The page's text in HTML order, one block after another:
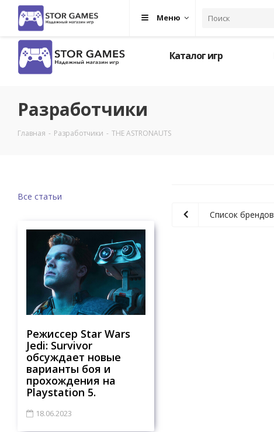
Каталог игр
Меню
Разработчики
Главная - Разработчики - THE ASTRONAUTS
Список брендов
Все статьи
Режиссер Star Wars
Jedi: Survivor
обсуждает новые
варианты боя и
прохождения на
Playstation 5.
18.06.2023